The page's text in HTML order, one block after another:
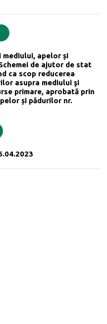
apelor și
de ajutor de stat
ca scop reducerea
asupra mediului şi
primare, aprobată prin
și pădurilor nr.